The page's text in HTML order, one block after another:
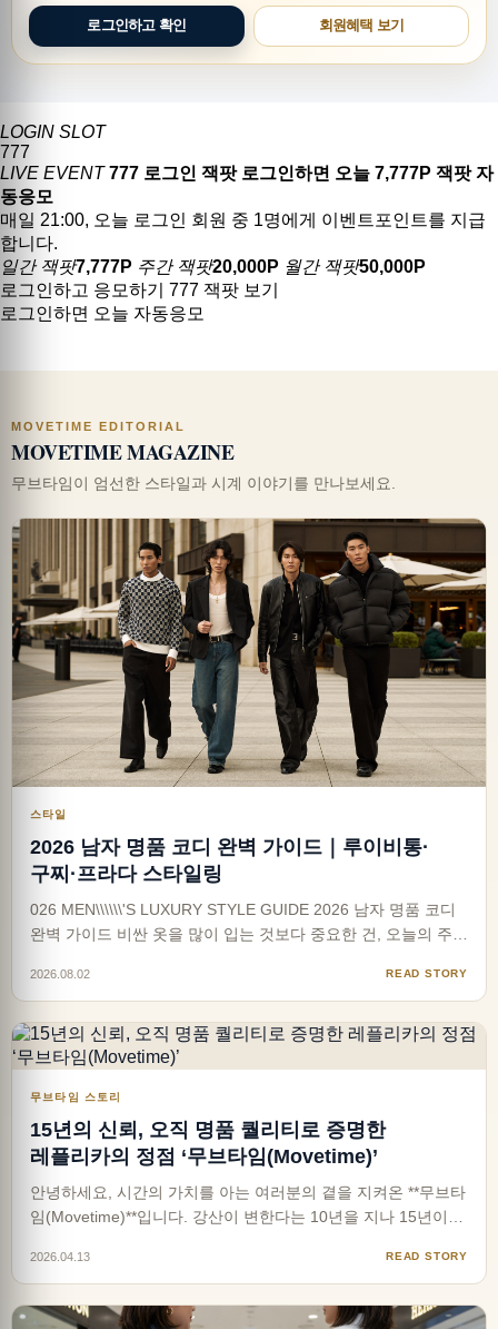
로그인하고 확인 회원혜택 보기
LOGIN SLOT
777
LIVE EVENT 777 로그인 잭팟 로그인하면 오늘 7,777P 잭팟 자
동응모
매일 21:00, 오늘 로그인 회원 중 1명에게 이벤트포인트를 지급
합니다.
일간 잭팟7,777P 주간 잭팟20,000P 월간 잭팟50,000P
로그인하고 응모하기
777 잭팟 보기
로그인하면 오늘 자동응모
MOVETIME EDITORIAL
MOVETIME MAGAZINE
무브타임이 엄선한 스타일과 시계 이야기를 만나보세요.
스타일
2026 남자 명품 코디 완벽 가이드｜루이비통·
구찌·프라다 스타일링
026 MEN\\\\\\'S LUXURY STYLE GUIDE 2026 남자 명품 코디
완벽 가이드 비싼 옷을 많이 입는 것보다 중요한 건, 오늘의 주인
은 있는데 왜 멋있어 보이지 않을까요? 답은 브랜드가 아니라
2026.08.02 READ STORY
무브타임 스토리
15년의 신뢰, 오직 명품 퀄리티로 증명한
레플리카의 정점 ‘무브타임(Movetime)’
안녕하세요, 시간의 가치를 아는 여러분의 곁을 지켜온 **무브타
임(Movetime)**입니다. 강산이 변한다는 10년을 지나 15년이라
습니다. 누군가에게는 소중한 자신을 위한 보상이었고, 누군가
2026.04.13 READ STORY